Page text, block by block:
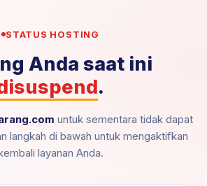
STATUS HOSTING
Anda saat ini
.
untuk sementara tidak dapat
langkah di bawah untuk mengaktifkan
layanan Anda.